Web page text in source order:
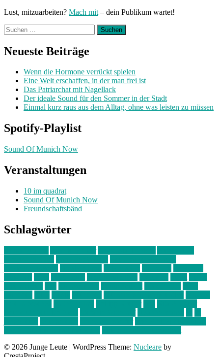
Lust, mitzuarbeiten? Mach mit – dein Publikum wartet!
Suchen
nach:
Neueste Beiträge
Wenn die Hormone verrückt spielen
Eine Welt erschaffen, in der man frei ist
Das Patriarchat mit Nagellack
Der ideale Sound für den Sommer in der Stadt
Einmal kurz raus aus dem Alltag, ohne was leisten zu müssen
Spotify-Playlist
Sound Of Munich Now
Veranstaltungen
10 im quadrat
Sound Of Munich Now
Freundschaftsbänd
Schlagwörter
© 2026 Junge Leute | WordPress Theme: Nucleare by